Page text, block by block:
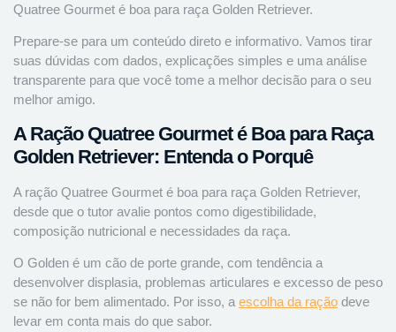
Quatree Gourmet é boa para raça Golden Retriever.
Prepare-se para um conteúdo direto e informativo. Vamos tirar
suas dúvidas com dados, explicações simples e uma análise
transparente para que você tome a melhor decisão para o seu
melhor amigo.
A Ração Quatree Gourmet é Boa para Raça
Golden Retriever: Entenda o Porquê
A ração Quatree Gourmet é boa para raça Golden Retriever,
desde que o tutor avalie pontos como digestibilidade,
composição nutricional e necessidades da raça.
O Golden é um cão de porte grande, com tendência a
desenvolver displasia, problemas articulares e excesso de peso
se não for bem alimentado. Por isso, a escolha da ração deve
levar em conta mais do que sabor.